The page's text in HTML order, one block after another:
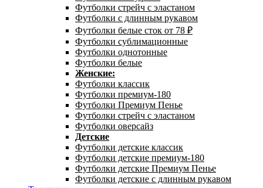
Футболки стрейч с эластаном
Футболки с длинным рукавом
Футболки белые сток от 78 ₽
Футболки сублимационные
Футболки однотонные
Футболки белые
Женские:
Футболки классик
Футболки премиум-180
Футболки Премиум Пенье
Футболки стрейч с эластаном
Футболки оверсайз
Детские
Футболки детские классик
Футболки детские премиум-180
Футболки детские Премиум Пенье
Футболки детские с длинным рукавом